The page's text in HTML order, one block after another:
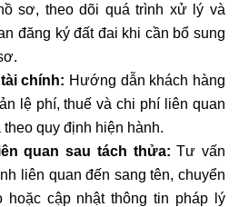
sơ, theo dõi quá trình xử lý và
đăng ký đất đai khi cần bổ sung
chính: Hướng dẫn khách hàng
lệ phí, thuế và chi phí liên quan
quy định hiện hành.
quan sau tách thửa: Tư vấn
liên quan đến sang tên, chuyển
hoặc cập nhật thông tin pháp lý